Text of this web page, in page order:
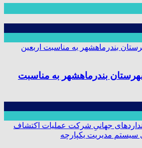
بندرماهشهر به مناسبت